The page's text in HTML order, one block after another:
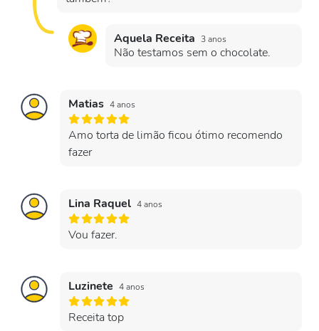
Aquela Receita 3 anos
Não testamos sem o chocolate.
Matias 4 anos
Amo torta de limão ficou ótimo recomendo
fazer
Lina Raquel 4 anos
Vou fazer.
Luzinete 4 anos
Receita top